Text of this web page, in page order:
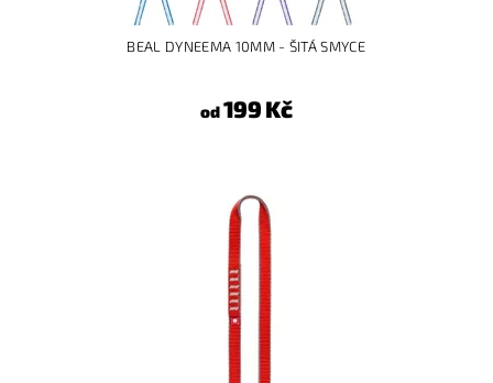
BEAL DYNEEMA 10MM - ŠITÁ SMYCE
od199 Kč